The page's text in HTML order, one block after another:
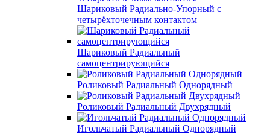
Шариковый Радиально-Упорный с
четырёхточечным контактом
Шариковый Радиальный
самоцентрирующийся
Роликовый Радиальный Однорядный
Роликовый Радиальный Двухрядный
Игольчатый Радиальный Однорядный